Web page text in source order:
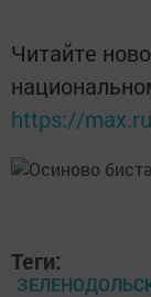
Читайте
https://
Теги: